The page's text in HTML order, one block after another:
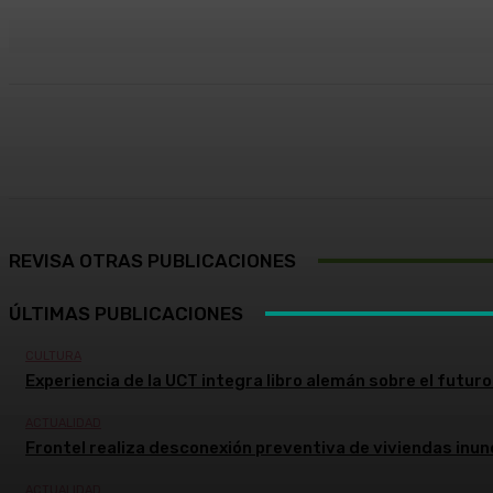
REVISA OTRAS PUBLICACIONES
ÚLTIMAS PUBLICACIONES
Experiencia de la UCT integra libro alemán sobre el
Frontel realiza desconexión preventiva de viviendas